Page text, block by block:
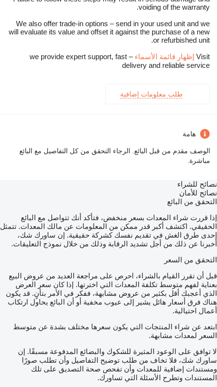
voiding of the warranty.
We also offer trade-in options – send in your used unit and we
will evaluate its value and offset it against the purchase of a new
or refurbished unit.
Visit إظهار قائمة الأسماء
– we provide expert support, fast
delivery and reliable service
طلب معلومات إضافية
هامة
الوصف مقدم من قبل البائع. الرجاء التحقق من كل التفاصيل مع البائع
مباشرة.
نصائح للشراء
نصائح للأمان
التحقق من البائع
إذا قررت شراء المعدات بسعر منخفض، فتأكد أنك تتواصل مع البائع
الحقيقي. اكتشف أكبر قدر ممكن من المعلومات عن مالك المعدات. تتمثل
إحدى طرق الغش في تقديم نفسك كشركة حقيقية. إن ساورك شك،
أخبرنا عن ذلك من أجل تشديد الرقابة وذلك من خلال نموذج التعليقات.
التحقق من السعر
قبل أن تقرر القيام بالشراء، احرص على مراجعة العديد من عروض البيع
بعناية لفهم متوسط تكلفة المعدات التي اخترتها. إذا كان سعر العرض
الذي أعجبك أقل بكثير من عروض مشابهة، ففكر في الأمر بتأنٍ. قد يكون
هناك فرق أسعار هائل يشير إلى عيوب مخفية أو أن البائع يحاول ارتكاب
أعمال احتيالية.
ابتعد عن شراء المنتجات التي يكون سعرها مختلف بشدة عن متوسط
السعر لمعدات مشابهة.
لا توافق على الوعود المثيرة للشكوك والبضائع المدفوعة مسبقًا. إن
ساورك شك، فلا تخاف من طلب توضيح التفاصيل وأن تطلب صورًا
ومستندات إضافية للمعدات وأن تفحص صحة التصديق على تلك
المستندات وتطرح الأسئلة التي تساورك.